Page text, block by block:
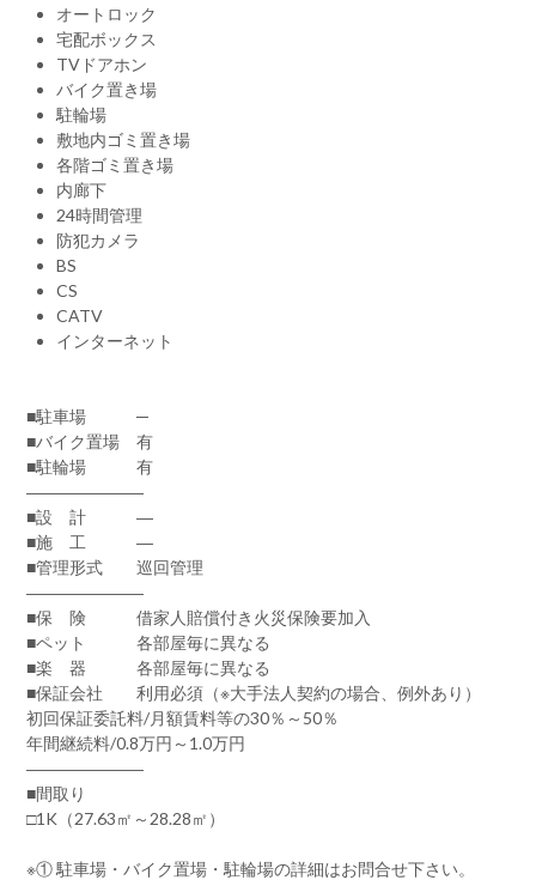
オートロック
宅配ボックス
TVドアホン
バイク置き場
駐輪場
敷地内ゴミ置き場
各階ゴミ置き場
内廊下
24時間管理
防犯カメラ
BS
CS
CATV
インターネット
■駐車場 ─
■バイク置場 有
■駐輪場 有
―――――――
■設 計 ―
■施 工 ―
■管理形式 巡回管理
―――――――
■保 険 借家人賠償付き火災保険要加入
■ペット 各部屋毎に異なる
■楽 器 各部屋毎に異なる
■保証会社 利用必須（※大手法人契約の場合、例外あり）
初回保証委託料/月額賃料等の30％～50％
年間継続料/0.8万円～1.0万円
―――――――
■間取り
□1K（27.63㎡～28.28㎡）
※① 駐車場・バイク置場・駐輪場の詳細はお問合せ下さい。